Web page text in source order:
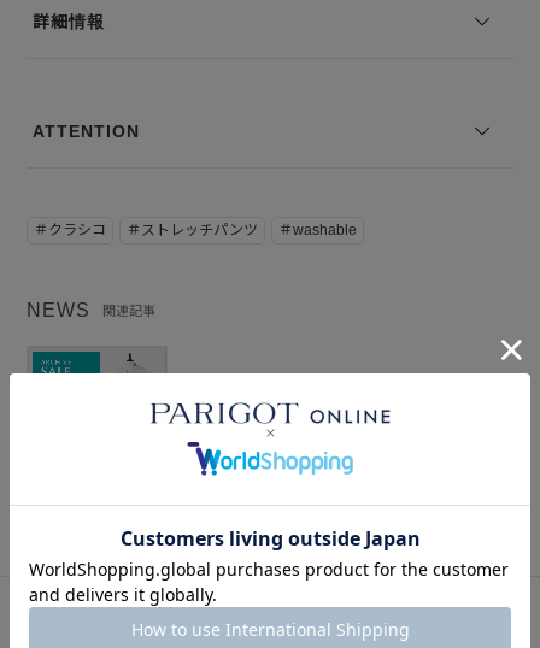
モデル身長：175 着用サイズ：50
詳細情報
ATTENTION
＃クラシコ ＃ストレッチパンツ ＃washable
NEWS 関連記事
を、今だけの特別価格で。-
2026.05.03 特集